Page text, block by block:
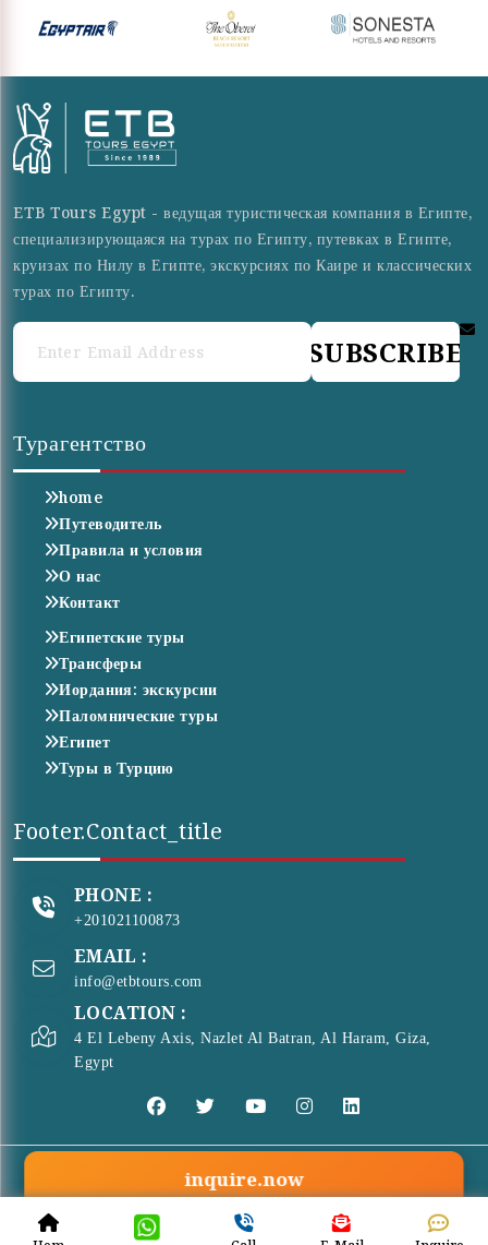
ETB Tours Egypt - ведущая туристическая компания в Египте,
специализирующаяся на турах по Египту, путевках в Египте,
круизах по Нилу в Египте, экскурсиях по Каире и классических
турах по Египту.
SUBSCRIBE
Турагентство
home
Путеводитель
Правила и условия
О нас
Контакт
Египетские туры
Трансферы
Иордания: экскурсии
Паломнические туры
Египет
Туры в Турцию
Footer.contact_title
PHONE :
+201021100873
EMAIL :
info@etbtours.com
LOCATION :
4 El Lebeny Axis, Nazlet Al Batran, Al Haram, Giza,
Egypt
© Copyright 2026 . All Rights Reserved ETB Tours
inquire.now